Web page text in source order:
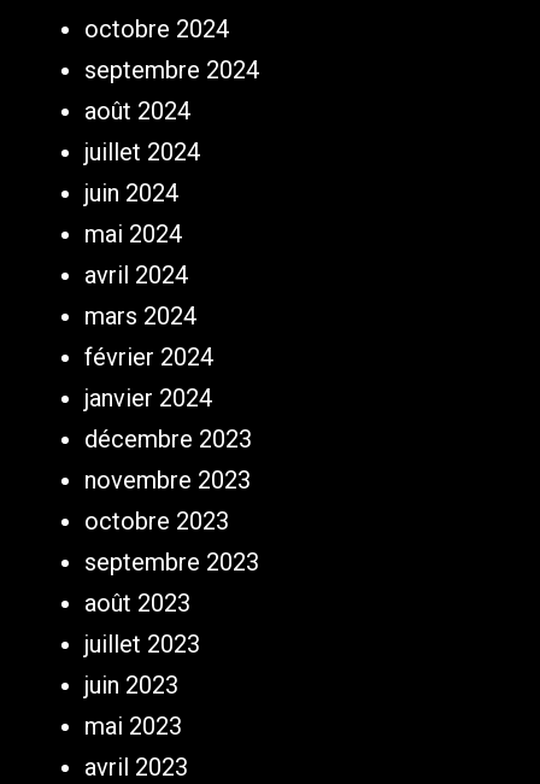
octobre 2024
septembre 2024
août 2024
juillet 2024
juin 2024
mai 2024
avril 2024
mars 2024
février 2024
janvier 2024
décembre 2023
novembre 2023
octobre 2023
septembre 2023
août 2023
juillet 2023
juin 2023
mai 2023
avril 2023